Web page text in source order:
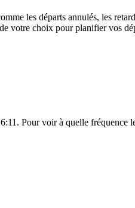
les départs annulés, les
votre choix pour planifier vos
Pour voir à quelle fréquence